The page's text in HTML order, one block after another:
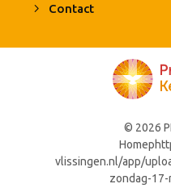
Contact
© 2026
vlissingen.nl/app/
zondag-